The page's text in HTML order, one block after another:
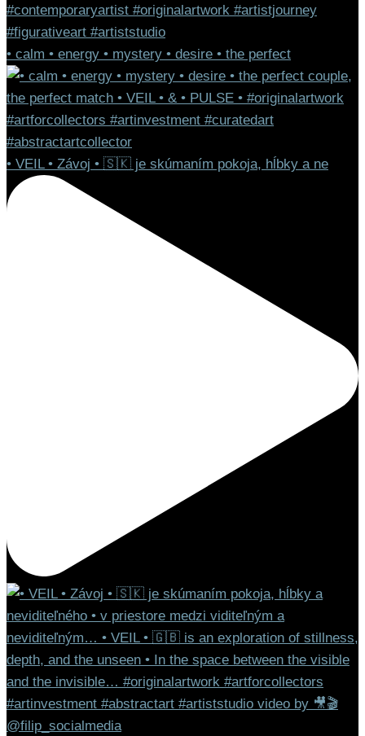
• calm • energy • mystery • desire • the perfect
• VEIL • Závoj • 🇸🇰 je skúmaním pokoja, hĺbky a ne